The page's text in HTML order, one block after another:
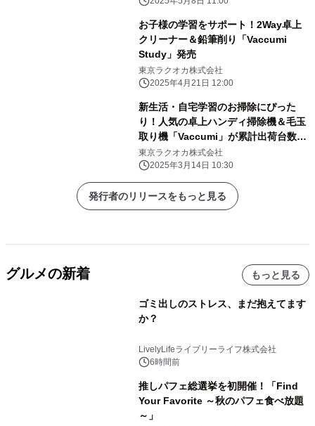
お子様の学習をサポート！2Way卓上
クリーナー＆鉛筆削り「Vaccumi
Study」発売
東京ラクオカ株式会社
2025年4月21日 12:00
新生活・自宅学習のお掃除にぴった
り！人気の卓上ハンディ掃除機＆毛玉
取り機「Vaccumi」が累計出荷台数
65,000台を突破！
東京ラクオカ株式会社
2025年3月14日 10:30
発行者のリリースをもっと見る
グルメの新着 もっと見る
ゴミ出しのストレス、まだ抱えてます
か？
LivelyLifeライブリーライフ株式会社
6時間前
推しパフェ総選挙を初開催！「Find
Your Favorite ～秋のパフェ食べ放題
～」